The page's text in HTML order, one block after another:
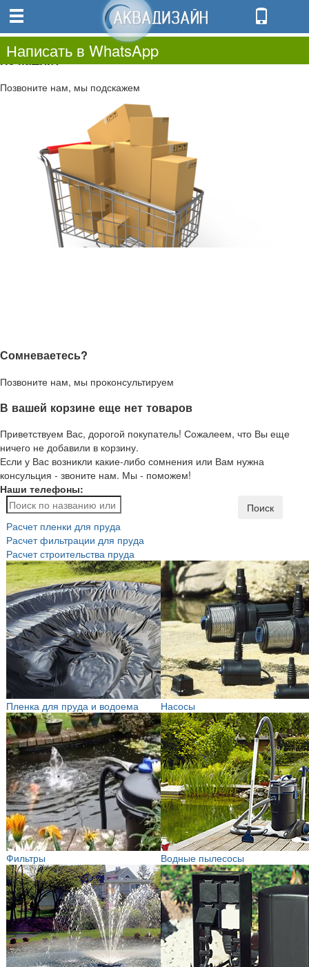
0.00
0
Не нашли?
Позвоните нам, мы подскажем
Сомневаетесь?
Позвоните нам, мы проконсультируем
В вашей корзине еще нет товаров
Приветствуем Вас, дорогой покупатель! Сожалеем, что Вы еще
ничего не добавили в корзину.
Если у Вас возникли какие-либо сомнения или Вам нужна
консульция - звоните нам. Мы - поможем!
Наши телефоны:
Написать в WhatsApp
Поиск
Расчет пленки для пруда
Расчет фильтрации для пруда
Расчет строительства пруда
Пленка для пруда и водоема Насосы
Фильтры Водные пылесосы